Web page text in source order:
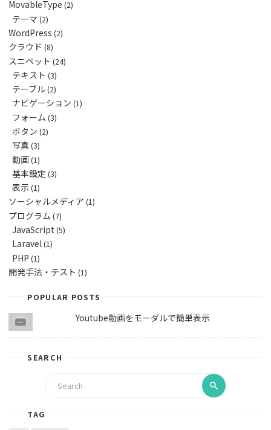
MovableType (2)
テーマ (2)
WordPress (2)
クラウド (8)
スニペット (24)
テキスト (3)
テーブル(2)
ナビゲーション (1)
フォーム (3)
ボタン (2)
写真(3)
動画(1)
基本設定 (3)
表示(1)
ソーシャルメディア (1)
プログラム (7)
JavaScript (5)
Laravel(1)
PHP (1)
開発手法・テスト (1)
POPULAR POSTS
Youtube動画をモーダルで簡単表示
SEARCH
TAG